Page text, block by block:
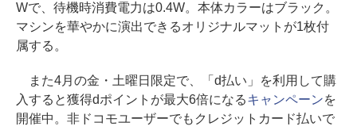
Wで、待機時消費電力は0.4W。本体カラーはブラック。
マシンを華やかに演出できるオリジナルマットが1枚付
属する。
また4月の金・土曜日限定で、「d払い」を利用して購
入すると獲得dポイントが最大6倍になるキャンペーンを
開催中。非ドコモユーザーでもクレジットカード払いで